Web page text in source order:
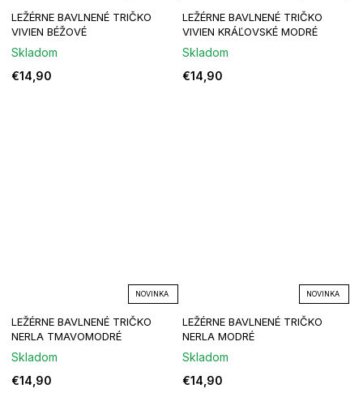
LEŽÉRNE BAVLNENÉ TRIČKO
VIVIEN BÉŽOVÉ
Skladom
€14,90
LEŽÉRNE BAVLNENÉ TRIČKO
VIVIEN KRÁĽOVSKÉ MODRÉ
Skladom
€14,90
NOVINKA
LEŽÉRNE BAVLNENÉ TRIČKO
NERLA TMAVOMODRÉ
Skladom
€14,90
NOVINKA
LEŽÉRNE BAVLNENÉ TRIČKO
NERLA MODRÉ
Skladom
€14,90